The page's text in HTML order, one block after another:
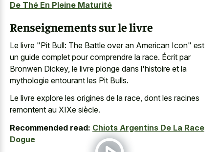
De Thé En Pleine Maturité
Renseignements sur le livre
Le livre "Pit Bull: The Battle over an American Icon" est
un guide complet pour comprendre la race. Écrit par
Bronwen Dickey, le livre plonge dans l'histoire et la
mythologie entourant les Pit Bulls.
Le livre explore les origines de la race, dont les racines
remontent au XIXe siècle.
Recommended read: Chiots Argentins De La Race
Dogue